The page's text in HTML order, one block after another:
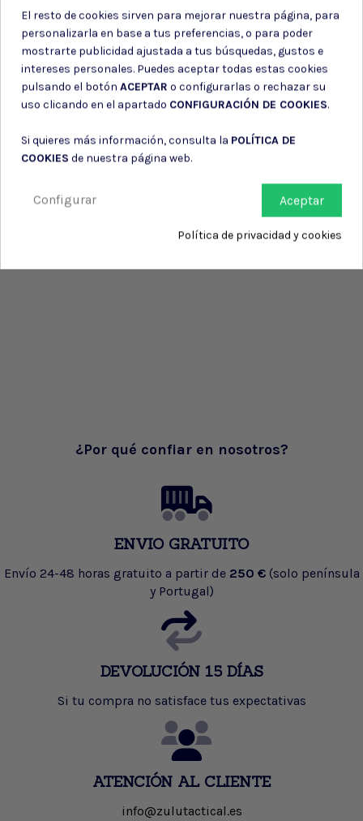
Consiento el uso de mis datos para los fines indicados en la
Política de privacidad
Consiento el uso de mis datos personales para recibir publicidad
de su entidad.
¿Por qué confiar en nosotros?
ENVIO GRATUITO
Envío 24-48 horas gratuito a partir de 250 € (solo península
y Portugal)
DEVOLUCIÓN 15 DÍAS
Si tu compra no satisface tus expectativas
ATENCIÓN AL CLIENTE
info@zulutactical.es
El resto de cookies sirven para mejorar nuestra página, para
personalizarla en base a tus preferencias, o para poder
mostrarte publicidad ajustada a tus búsquedas, gustos e
intereses personales. Puedes aceptar todas estas cookies
pulsando el botón ACEPTAR o configurarlas o rechazar su
uso clicando en el apartado CONFIGURACIÓN DE COOKIES.
Si quieres más información, consulta la POLÍTICA DE
COOKIES de nuestra página web.
Aceptar
Configurar
Política de privacidad y cookies